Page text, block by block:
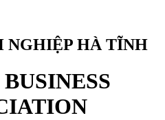
NGHIỆP HÀ TĨNH